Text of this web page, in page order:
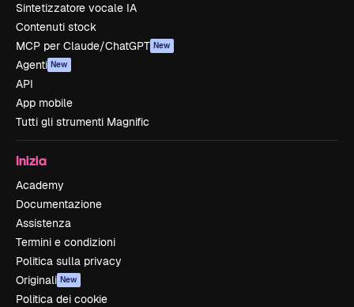
Sintetizzatore vocale IA
Contenuti stock
MCP per Claude/ChatGPT New
Agenti New
API
App mobile
Tutti gli strumenti Magnific
Inizia
Academy
Documentazione
Assistenza
Termini e condizioni
Politica sulla privacy
Originali New
Politica dei cookie